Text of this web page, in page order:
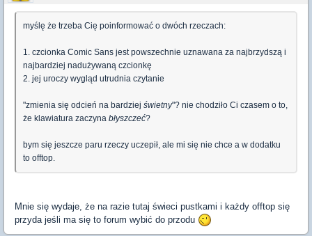
myślę że trzeba Cię poinformować o dwóch rzeczach:
1. czcionka Comic Sans jest powszechnie uznawana za najbrzydszą i
najbardziej nadużywaną czcionkę
2. jej uroczy wygląd utrudnia czytanie
"zmienia się odcień na bardziej świetny"? nie chodziło Ci czasem o to,
że klawiatura zaczyna błyszczeć?
bym się jeszcze paru rzeczy uczepił, ale mi się nie chce a w dodatku
to offtop.
Mnie się wydaje, że na razie tutaj świeci pustkami i każdy offtop się
przyda jeśli ma się to forum wybić do przodu